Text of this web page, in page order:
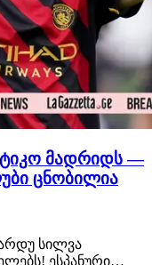
მადრიდს —
ცნობილია
სილვა
ესპანური